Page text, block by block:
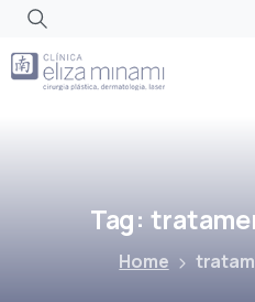
Tag:
Home